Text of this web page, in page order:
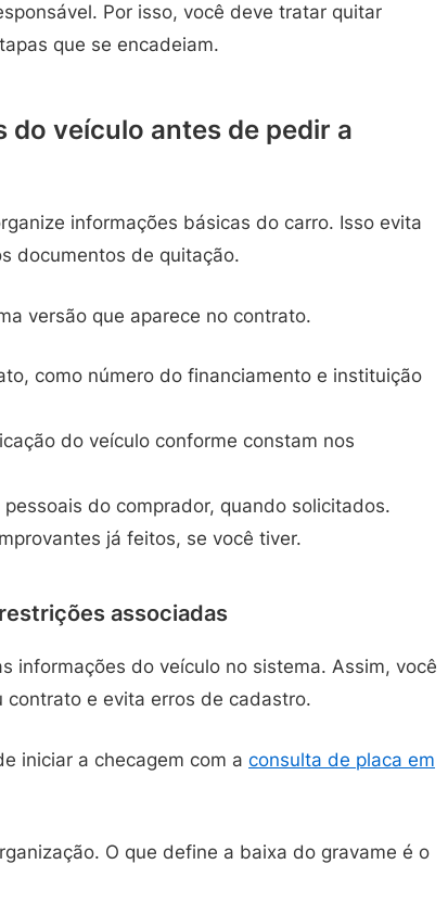
Por isso, você deve tratar quitar
que se encadeiam.
do veículo antes de pedir a
informações básicas do carro. Isso evita
documentos de quitação.
versão que aparece no contrato.
como número do financiamento e instituição
do veículo conforme constam nos
do comprador, quando solicitados.
já feitos, se você tiver.
associadas
informações do veículo no sistema. Assim, você
e evita erros de cadastro.
iniciar a checagem com a consulta de placa em
O que define a baixa do gravame é o